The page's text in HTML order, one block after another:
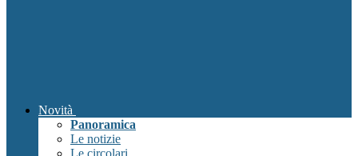
Novità
Panoramica
Le notizie